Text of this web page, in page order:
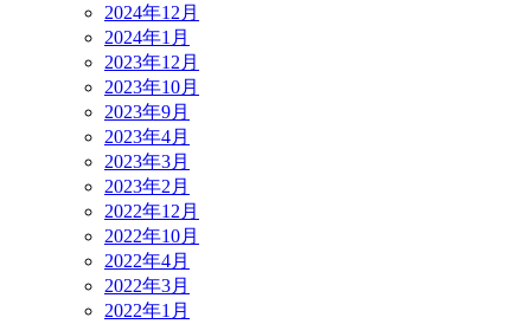
2024年12月
2024年1月
2023年12月
2023年10月
2023年9月
2023年4月
2023年3月
2023年2月
2022年12月
2022年10月
2022年4月
2022年3月
2022年1月